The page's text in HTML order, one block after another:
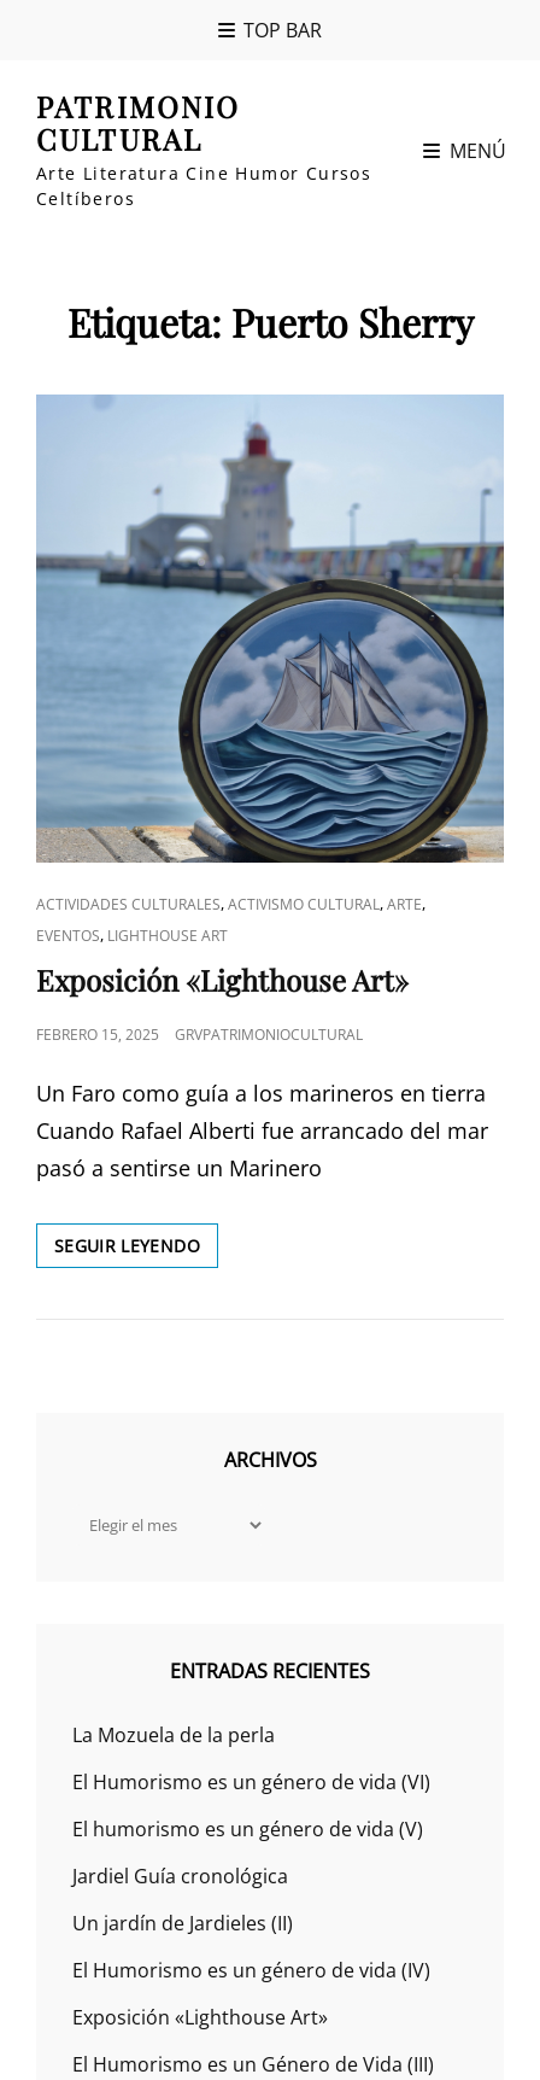
TOP BAR
PATRIMONIO
CULTURAL
Arte Literatura Cine Humor Cursos
Celtíberos
MENÚ
Etiqueta: Puerto Sherry
ENLACES
DE
CATEGORÍAS
ACTIVIDADES CULTURALES,ACTIVISMO CULTURAL,ARTE,
EVENTOS, LIGHTHOUSE ART
Exposición «Lighthouse Art»
PUBLICADO
FEBRERO 15, 2025 GRVPATRIMONIOCULTURAL
Un Faro como guía a los marineros en tierra
Cuando Rafael Alberti fue arrancado del mar
pasó a sentirse un Marinero
SEGUIR LEYENDOEXPOSICIÓN
«LIGHTHOUSE
ARCHIVOS
Archivos
ENTRADAS RECIENTES
La Mozuela de la perla
El Humorismo es un género de vida (VI)
El humorismo es un género de vida (V)
Jardiel Guía cronológica
Un jardín de Jardieles (II)
El Humorismo es un género de vida (IV)
Exposición «Lighthouse Art»
El Humorismo es un Género de Vida (III)